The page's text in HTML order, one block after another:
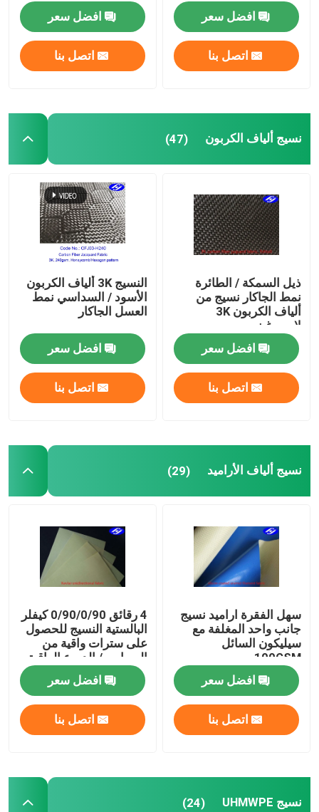
نسيج ألياف الكربون
نسيج UHMWPE
قطع نسيج مقاوم
مادة الكربون المركبة
الأقمشة المركبة
أدوات الصناعة
افضل سعر
اتصل بنا
افضل سعر
اتصل بنا
نسيج ألياف الكربون (47)
ذيل السمكة / الطائرة
نمط الجاكار نسيج من
ألياف الكربون 3K
لامبورغيني
افضل سعر
اتصل بنا
النسيج 3K ألياف الكربون
الأسود / السداسي نمط
العسل الجاكار
افضل سعر
اتصل بنا
نسيج ألياف الأراميد (29)
سهل الفقرة اراميد نسيج
جانب واحد المغلفة مع
سيليكون السائل
100GSM
افضل سعر
اتصل بنا
4 رقائق 0/90/0/90 كيفلر
البالستية النسيج للحصول
على سترات واقية من
الرصاص / الدروع الواقية
للبدن
افضل سعر
اتصل بنا
نسيج UHMWPE (24)